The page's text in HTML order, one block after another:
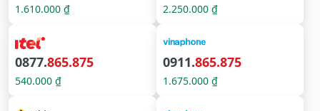
1.610.000 ₫ 2.250.000 ₫
0877.865.875
540.000 ₫
0911.865.875
1.675.000 ₫